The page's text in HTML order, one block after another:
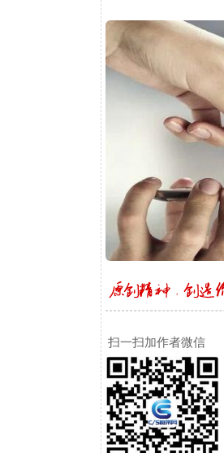
扫一扫加作者微信